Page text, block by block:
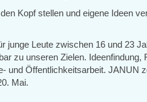
Kopf stellen und eigene Ideen
junge Leute zwischen 16 und 23
zu unseren Zielen. Ideenfindung,
und Öffentlichkeitsarbeit. JANUN
Mai.